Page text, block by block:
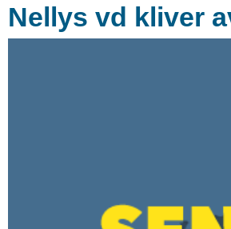
Nellys vd kliver